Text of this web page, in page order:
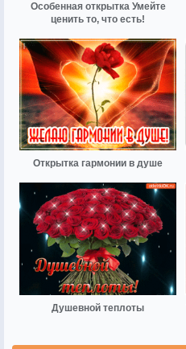
Особенная открытка Умейте
ценить то, что есть!
Открытка гармонии в душе
Душевной теплоты